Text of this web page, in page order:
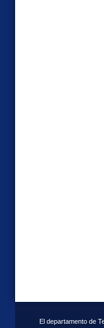
El departamento de